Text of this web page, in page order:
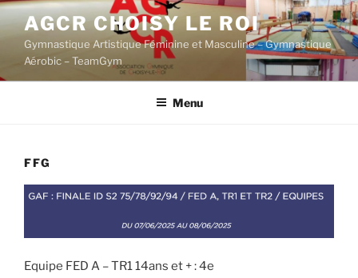
Aller
au
contenu
principal
AGCR CHOISY LE ROI
Gymnastique Artistique Féminine et Masculine – Gymnastique
Aérobic – TeamGym
Menu
FFG
Equipe FED A – TR1 14ans et + : 4e